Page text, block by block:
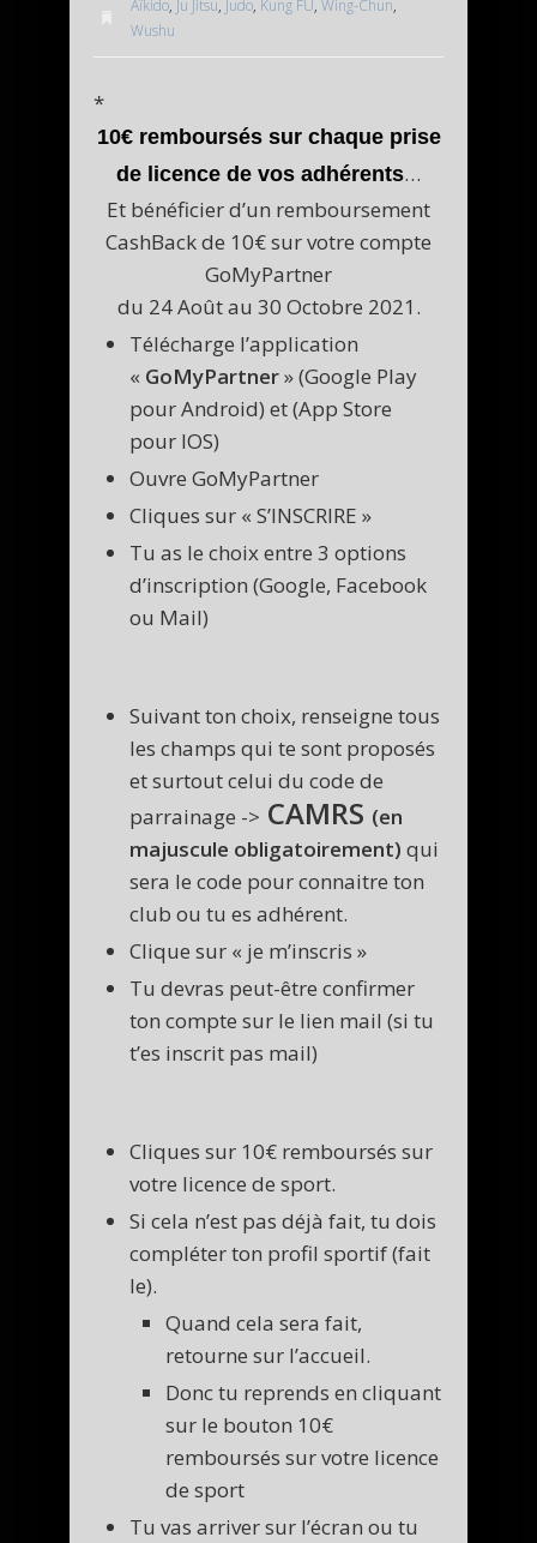
Aîkido, Ju Jitsu, Judo, Kung FU,Wing-Chun,
Wushu
*
10€ remboursés sur chaque prise
de licence de vos adhérents…
Et bénéficier d’un remboursement
CashBack de 10€ sur votre compte
GoMyPartner
du 24 Août au 30 Octobre 2021.
Télécharge l’application
« GoMyPartner» (Google Play
pour Android) et (App Store
pour IOS)
Ouvre GoMyPartner
Cliques sur « S’INSCRIRE »
Tu as le choix entre 3 options
d’inscription (Google, Facebook
ou Mail)
Suivant ton choix, renseigne tous
les champs qui te sont proposés
et surtout celui du code de
parrainage -> CAMRS (en
majuscule obligatoirement)qui
sera le code pour connaitre ton
club ou tu es adhérent.
Clique sur « je m’inscris »
Tu devras peut-être confirmer
ton compte sur le lien mail (si tu
t’es inscrit pas mail)
Cliques sur 10€ remboursés sur
votre licence de sport.
Si cela n’est pas déjà fait, tu dois
compléter ton profil sportif (fait
le).
Quand cela sera fait,
retourne sur l’accueil.
Donc tu reprends en cliquant
sur le bouton 10€
remboursés sur votre licence
de sport
Tu vas arriver sur l’écran ou tu